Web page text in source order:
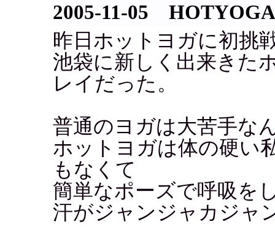
2005-11-05 HOTYOGA
昨日ホットヨガに初挑
池袋に新しく出来きた
レイだった。
普通のヨガは大苦手な
ホットヨガは体の硬い
もなくて
簡単なポーズで呼吸を
汗がジャンジャカジャ